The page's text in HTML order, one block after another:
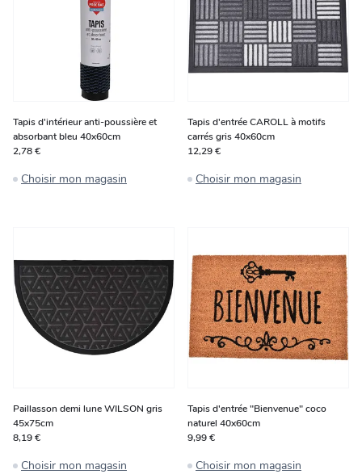
Tapis d'intérieur anti-poussière et
absorbant bleu 40x60cm
2,78 €
Choisir mon magasin
Tapis d'entrée CAROLL à motifs
carrés gris 40x60cm
12,29 €
Choisir mon magasin
Paillasson demi lune WILSON gris
45x75cm
8,19 €
Choisir mon magasin
Tapis d'entrée "Bienvenue" coco
naturel 40x60cm
9,99 €
Choisir mon magasin